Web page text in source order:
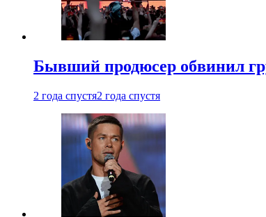
Бывший продюсер обвинил
2 года спустя2 года спустя